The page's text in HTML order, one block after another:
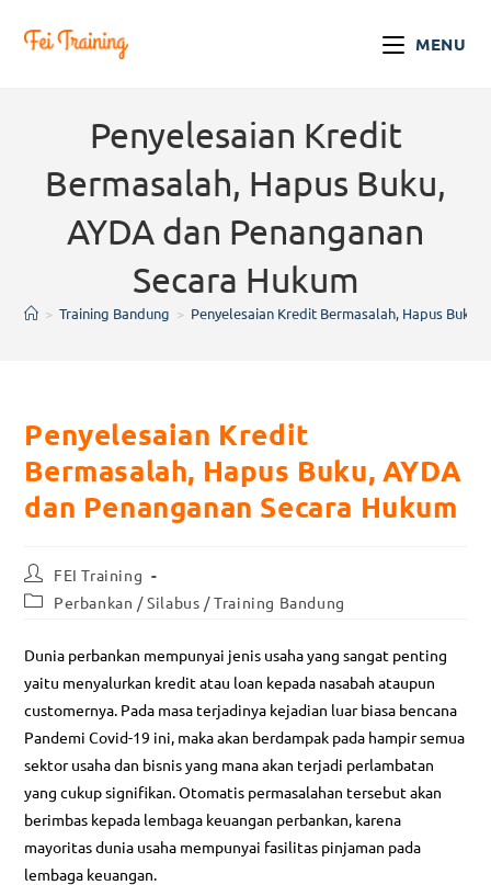
MENU
Penyelesaian Kredit
Bermasalah, Hapus Buku,
AYDA dan Penanganan
Secara Hukum
> Training Bandung > Penyelesaian Kredit Bermasalah, Hapus Buku,
Penyelesaian Kredit
Bermasalah, Hapus Buku, AYDA
dan Penanganan Secara Hukum
FEI Training
Perbankan / Silabus / Training Bandung
Dunia perbankan mempunyai jenis usaha yang sangat penting
yaitu menyalurkan kredit atau loan kepada nasabah ataupun
customernya. Pada masa terjadinya kejadian luar biasa bencana
Pandemi Covid-19 ini, maka akan berdampak pada hampir semua
sektor usaha dan bisnis yang mana akan terjadi perlambatan
yang cukup signifikan. Otomatis permasalahan tersebut akan
berimbas kepada lembaga keuangan perbankan, karena
mayoritas dunia usaha mempunyai fasilitas pinjaman pada
lembaga keuangan.